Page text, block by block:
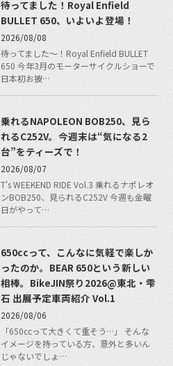
待ってました！Royal Enfield
BULLET 650、いよいよ登場！
2026/08/08
待ってました〜！Royal Enfield BULLET
650 今年3月のモーターサイクルショーで
日本初お披…
乗れるNAPOLEON BOB250、見ら
れるC252V。今週末は“気になる2
台”をティーズで！
2026/08/07
T's WEEKEND RIDE Vol.3 乗れるナポレオ
ンBOB250、見られるC252V 今週も金曜
日がやって…
650ccって、こんなに気軽で楽しか
ったのか。BEAR 650という新しい
相棒。BikeJIN祭り2026@東北・雫
石 出展予定車両紹介 Vol.1
2026/08/06
「650ccって大きくて重そう…」 そんな
イメージを持っている方、意外と多いん
じゃないでしょ…